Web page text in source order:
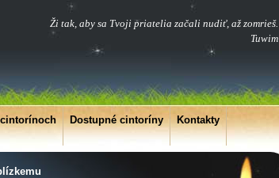
Ži tak, aby sa Tvoji priatelia začali nudiť, až zomrieš.
Tuwim
Dostupné cintoríny Kontakty